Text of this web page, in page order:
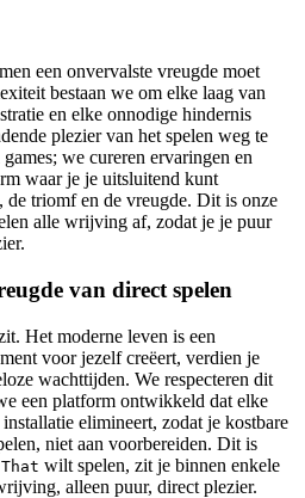
een onvervalste vreugde moet
bestaan we om elke laag van
en elke onnodige hindernis
plezier van het spelen weg te
we cureren ervaringen en
waar je je uitsluitend kunt
de triomf en de vreugde. Dit is onze
alle wrijving af, zodat je je puur
van direct spelen
Het moderne leven is een
voor jezelf creëert, verdien je
wachttijden. We respecteren dit
een platform ontwikkeld dat elke
elimineert, zodat je kostbare
niet aan voorbereiden. Dit is
wilt spelen, zit je binnen enkele
alleen puur, direct plezier.